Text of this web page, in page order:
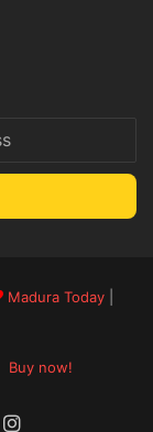
Madura Today
Buy now!